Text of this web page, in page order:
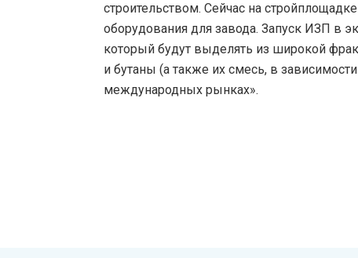
строительством. Сейчас на
оборудования для завода. Запуск ИЗП в
который будут выделять из широкой
и бутаны (а также их смесь, в
международных рынках».